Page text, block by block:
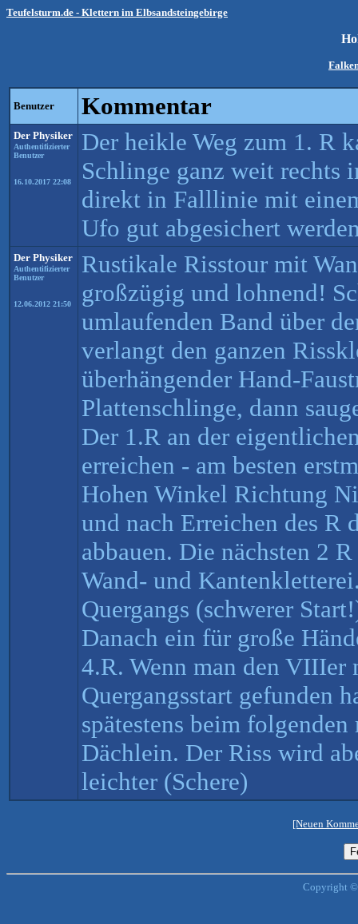
Teufelsturm.de - Klettern im Elbsandsteingebirge
Benutzer Kommentar
Der Physiker
Authentifizierter
Benutzer
16.10.2017 22:08
Der heikle Weg zum 1. R
Schlinge ganz weit rechts
direkt in Falllinie mit
Ufo gut abgesichert
Der Physiker
Authentifizierter
Benutzer
12.06.2012 21:50
Rustikale Risstour mit
großzügig und lohnend!
umlaufenden Band über
verlangt den ganzen
überhängender Hand-
Plattenschlinge, dann
Der 1.R an der
erreichen - am besten
Hohen Winkel Richtung
und nach Erreichen des R
abbauen. Die nächsten 2
Wand- und
Quergangs (schwerer
Danach ein für große
4.R. Wenn man den VIIIer
Quergangsstart gefunden
spätestens beim
Dächlein. Der Riss wird
leichter (Schere)
[Neuen
Copyright ©